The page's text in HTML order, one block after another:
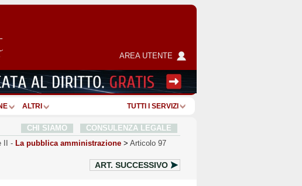
AREA UTENTE
ALTRI TUTTI I SERVIZI
CHI SIAMO
CONSULENZA LEGALE
II - La pubblica amministrazione > Articolo 97
ART. SUCCESSIVO